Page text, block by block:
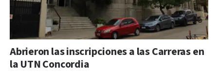
Abrieron las inscripciones a las Carreras en
la UTN Concordia